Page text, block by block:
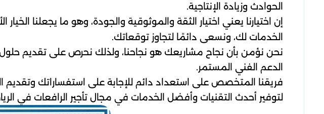
الحوادث وزيادة الإنتاجية.
إن اختيارنا يعني اختيار الثقة والموثوقية والجودة، وهو ما يجعلنا
الخدمات لك، ونسعى دائمًا لتجاوز توقعاتك.
نحن نؤمن بأن نجاح مشاريعك هو نجاحنا، ولذلك نحرص على تقديم حلول
الدعم الفني المستمر.
فريقنا المتخصص على استعداد دائم للإجابة على استفساراتك
لتوفير أحدث التقنيات وأفضل الخدمات في مجال تأجير الرافعات في